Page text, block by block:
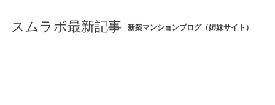
スムラボ最新記事 新築マンションブログ（姉妹サイト）